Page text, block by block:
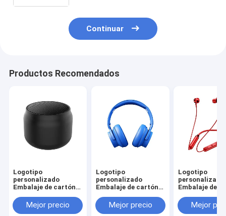
Continuar
Productos Recomendados
Logotipo
personalizado
Embalaje de cartón
Blanco / Negro / Oro
rosa Caja de regalo
Mejor precio
Logotipo
personalizado
Embalaje de cartón
Blanco / Negro / Oro
rosa Caja de regalo
Mejor precio
Logotipo
personalizado
Embalaje de
Blanco /
rosa Caja de
Mejor